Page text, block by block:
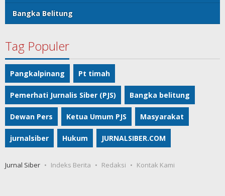
Bangka Belitung
Tag Populer
Pangkalpinang Pt timah
Pemerhati Jurnalis Siber (PJS) Bangka belitung
Dewan Pers Ketua Umum PJS Masyarakat
jurnalsiber Hukum JURNALSIBER.COM
Jurnal Siber Indeks Berita Redaksi Kontak Kami